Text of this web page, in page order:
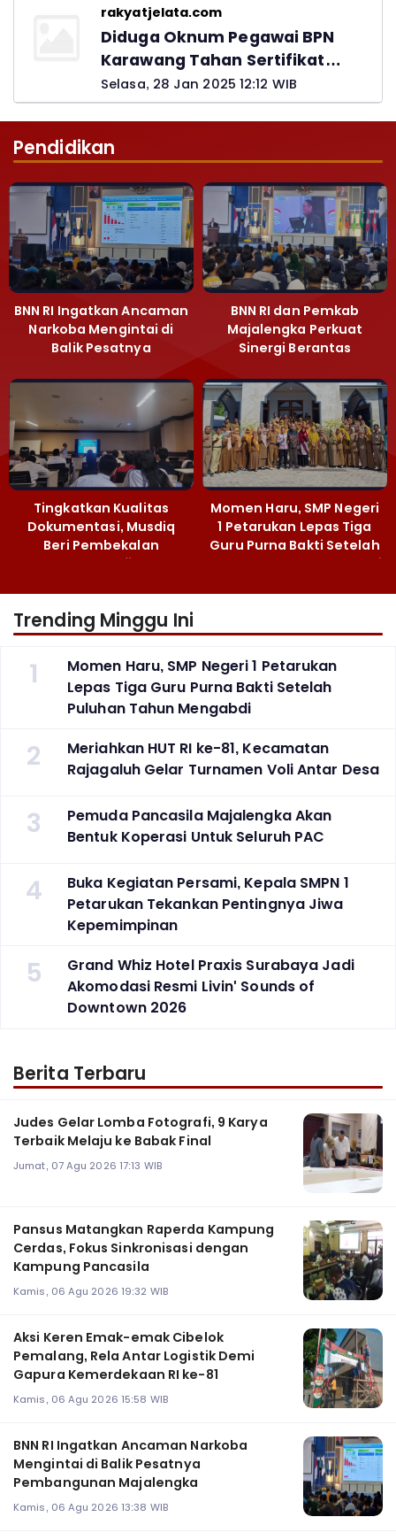
rakyatjelata.com
Diduga Oknum Pegawai BPN
Karawang Tahan Sertifikat
Pemohon PTSL
Selasa, 28 Jan 2025 12:12 WIB
Pendidikan
BNN RI Ingatkan Ancaman
Narkoba Mengintai di
Balik Pesatnya
Majalengka
BNN RI dan Pemkab
Majalengka Perkuat
Sinergi Berantas
Narkoba
Tingkatkan Kualitas
Dokumentasi, Musdiq
Beri Pembekalan
Fotografi ‎
Momen Haru, SMP Negeri
1 Petarukan Lepas Tiga
Guru Purna Bakti Setelah
Puluhan Tahun Mengabdi
Trending Minggu Ini
1
Momen Haru, SMP Negeri 1 Petarukan
Lepas Tiga Guru Purna Bakti Setelah
Puluhan Tahun Mengabdi
2
Meriahkan HUT RI ke-81, Kecamatan
Rajagaluh Gelar Turnamen Voli Antar Desa
3
Pemuda Pancasila Majalengka Akan
Bentuk Koperasi Untuk Seluruh PAC
4
Buka Kegiatan Persami, Kepala SMPN 1
Petarukan Tekankan Pentingnya Jiwa
Kepemimpinan
5
Grand Whiz Hotel Praxis Surabaya Jadi
Akomodasi Resmi Livin' Sounds of
Downtown 2026
Berita Terbaru
Judes Gelar Lomba Fotografi, 9 Karya
Terbaik Melaju ke Babak Final
Jumat, 07 Agu 2026 17:13 WIB
Pansus Matangkan Raperda Kampung
Cerdas, Fokus Sinkronisasi dengan
Kampung Pancasila
Kamis, 06 Agu 2026 19:32 WIB
Aksi Keren Emak-emak Cibelok
Pemalang, Rela Antar Logistik Demi
Gapura Kemerdekaan RI ke-81
Kamis, 06 Agu 2026 15:58 WIB
BNN RI Ingatkan Ancaman Narkoba
Mengintai di Balik Pesatnya
Pembangunan Majalengka
Kamis, 06 Agu 2026 13:38 WIB